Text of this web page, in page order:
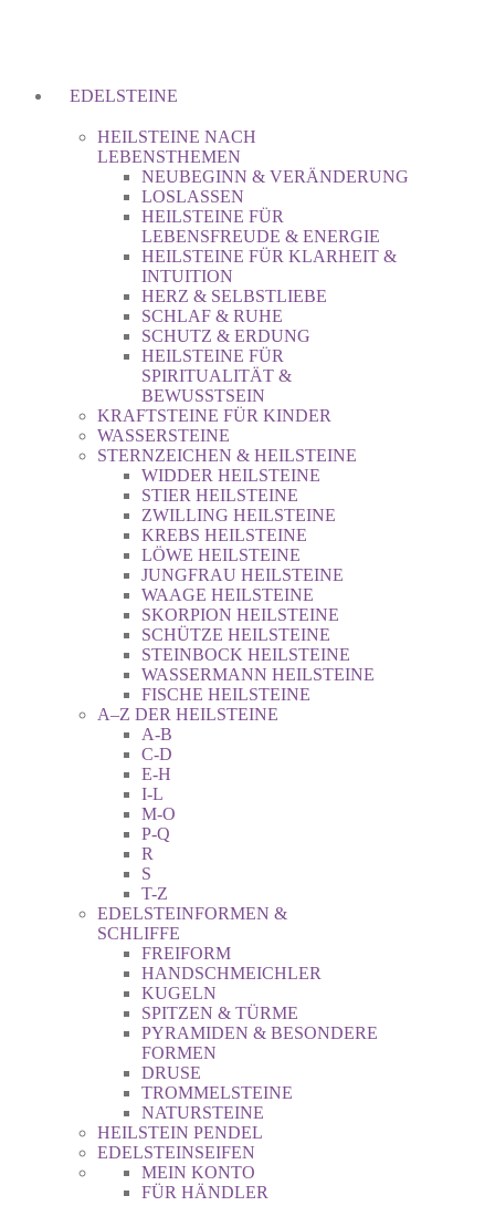
EDELSTEINE
HEILSTEINE NACH
LEBENSTHEMEN
NEUBEGINN & VERÄNDERUNG
LOSLASSEN
HEILSTEINE FÜR
LEBENSFREUDE & ENERGIE
HEILSTEINE FÜR KLARHEIT &
INTUITION
HERZ & SELBSTLIEBE
SCHLAF & RUHE
SCHUTZ & ERDUNG
HEILSTEINE FÜR
SPIRITUALITÄT &
BEWUSSTSEIN
KRAFTSTEINE FÜR KINDER
WASSERSTEINE
STERNZEICHEN & HEILSTEINE
WIDDER HEILSTEINE
STIER HEILSTEINE
ZWILLING HEILSTEINE
KREBS HEILSTEINE
LÖWE HEILSTEINE
JUNGFRAU HEILSTEINE
WAAGE HEILSTEINE
SKORPION HEILSTEINE
SCHÜTZE HEILSTEINE
STEINBOCK HEILSTEINE
WASSERMANN HEILSTEINE
FISCHE HEILSTEINE
A–Z DER HEILSTEINE
A-B
C-D
E-H
I-L
M-O
P-Q
R
S
T-Z
EDELSTEINFORMEN &
SCHLIFFE
FREIFORM
HANDSCHMEICHLER
KUGELN
SPITZEN & TÜRME
PYRAMIDEN & BESONDERE
FORMEN
DRUSE
TROMMELSTEINE
NATURSTEINE
HEILSTEIN PENDEL
EDELSTEINSEIFEN
MEIN KONTO
FÜR HÄNDLER